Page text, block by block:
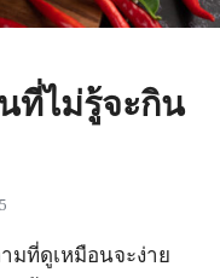
ที่ไม่รู้จะกิน
มที่ดูเหมือนจะง่าย